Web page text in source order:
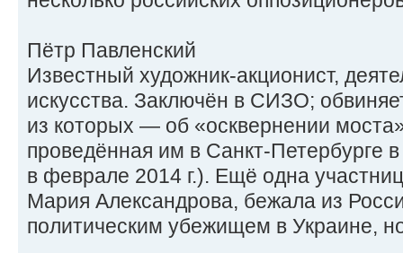
Пётр Павленский
Известный художник-акционист,
искусства. Заключён в СИЗО;
из которых — об «осквернении
проведённая им в Санкт-Петербурге
в феврале 2014 г.). Ещё одна
Мария Александрова, бежала из
политическим убежищем в Украине,